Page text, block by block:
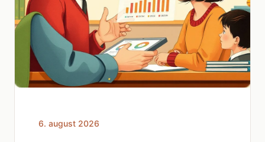
6. august 2026